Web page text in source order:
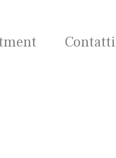
Contatti